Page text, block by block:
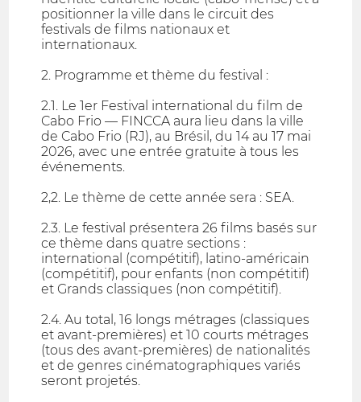
positionner la ville dans le circuit des
festivals de films nationaux et
internationaux.
2. Programme et thème du festival :
2.1. Le 1er Festival international du film de
Cabo Frio — FINCCA aura lieu dans la ville
de Cabo Frio (RJ), au Brésil, du 14 au 17 mai
2026, avec une entrée gratuite à tous les
événements.
2,2. Le thème de cette année sera : SEA.
2.3. Le festival présentera 26 films basés sur
ce thème dans quatre sections :
international (compétitif), latino-américain
(compétitif), pour enfants (non compétitif)
et Grands classiques (non compétitif).
2.4. Au total, 16 longs métrages (classiques
et avant-premières) et 10 courts métrages
(tous des avant-premières) de nationalités
et de genres cinématographiques variés
seront projetés.